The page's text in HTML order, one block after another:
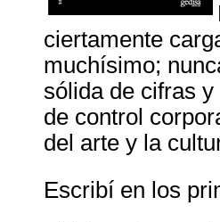
ciertamente
muchísimo;
sólida de cifras
de control
del arte y la
Escribí en los